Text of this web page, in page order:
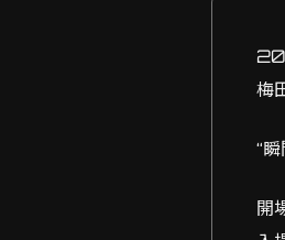
梅
“
開